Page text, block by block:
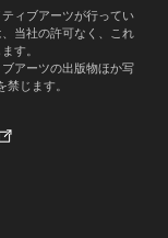
ィブアーツが行ってい
当社の許可なく、これ
す。
アーツの出版物ほか写
じます。